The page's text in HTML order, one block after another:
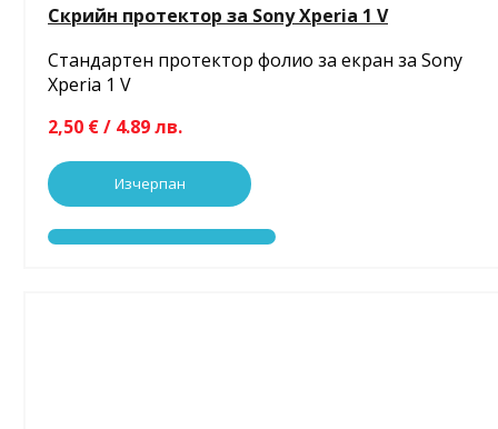
Скрийн протектор за Sony Xperia 1 V
Стандартен протектор фолио за екран за Sony
Xperia 1 V
2,50 € / 4.89 лв.
Изчерпан